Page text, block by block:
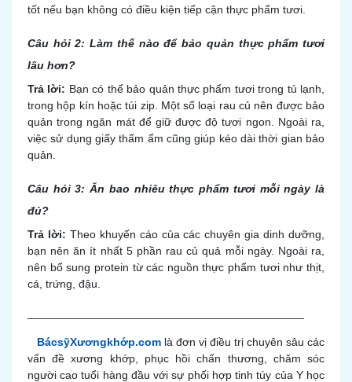
tốt nếu bạn không có điều kiện tiếp cận thực phẩm tươi.
Câu hỏi 2: Làm thế nào để bảo quản thực phẩm tươi
lâu hơn?
Trả lời: Bạn có thể bảo quản thực phẩm tươi trong tủ lạnh,
trong hộp kín hoặc túi zip. Một số loại rau củ nên được bảo
quản trong ngăn mát để giữ được độ tươi ngon. Ngoài ra,
việc sử dụng giấy thấm ẩm cũng giúp kéo dài thời gian bảo
quản.
Câu hỏi 3: Ăn bao nhiêu thực phẩm tươi mỗi ngày là
đủ?
Trả lời: Theo khuyến cáo của các chuyên gia dinh dưỡng,
bạn nên ăn ít nhất 5 phần rau củ quả mỗi ngày. Ngoài ra,
nên bổ sung protein từ các nguồn thực phẩm tươi như thịt,
cá, trứng, đậu.
BácsỹXươngkhớp.com là đơn vị điều trị chuyên sâu các
vấn đề xương khớp, phục hồi chấn thương, chăm sóc
người cao tuổi hàng đầu với sự phối hợp tinh túy của Y học